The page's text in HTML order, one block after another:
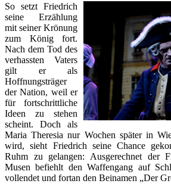
So setzt Friedrich
seine Erzählung
mit seiner Krönung
zum König fort.
Nach dem Tod des
verhassten Vaters
gilt er als
Hoffnungsträger
der Nation, weil er
für fortschrittliche
Ideen zu stehen
scheint. Doch als
Maria Theresia nur Wochen später in
wird, sieht Friedrich seine Chance
Ruhm zu gelangen: Ausgerechnet der
Musen befiehlt den Waffengang auf
vollendet und fortan den Beinamen „Der